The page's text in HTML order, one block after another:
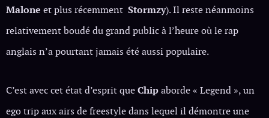
Malone et plus récemment Stormzy). Il reste néanmoins
relativement boudé du grand public à l’heure où le rap
anglais n’a pourtant jamais été aussi populaire.
C’est avec cet état d’esprit queChipaborde « Legend », un
ego trip aux airs de freestyle dans lequel il démontre une